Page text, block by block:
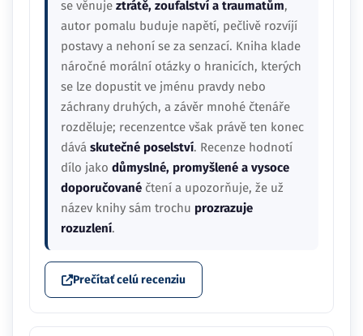
se věnuje ztrátě, zoufalství a traumatům,
autor pomalu buduje napětí, pečlivě rozvíjí
postavy a nehoní se za senzací. Kniha klade
náročné morální otázky o hranicích, kterých
se lze dopustit ve jménu pravdy nebo
záchrany druhých, a závěr mnohé čtenáře
rozděluje; recenzentce však právě ten konec
dává skutečné poselství. Recenze hodnotí
dílo jako důmyslné, promyšlené a vysoce
doporučované čtení a upozorňuje, že už
název knihy sám trochu prozrazuje
rozuzlení.
Prečítať celú recenziu